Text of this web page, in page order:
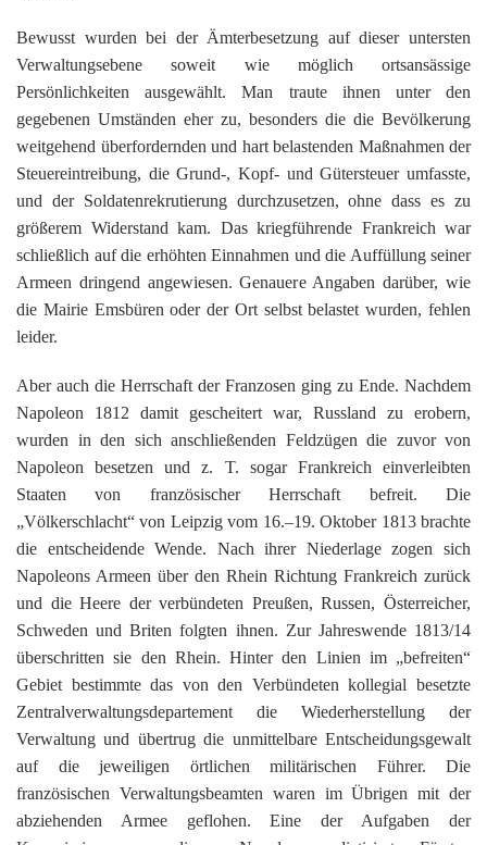
Bewusst wurden bei der Ämterbesetzung auf dieser untersten
Verwaltungsebene soweit wie möglich ortsansässige
Persönlichkeiten ausgewählt. Man traute ihnen unter den
gegebenen Umständen eher zu, besonders die die Bevölkerung
weitgehend überfordernden und hart belastenden Maßnahmen der
Steuereintreibung, die Grund-, Kopf- und Gütersteuer umfasste,
und der Soldatenrekrutierung durchzusetzen, ohne dass es zu
größerem Widerstand kam. Das kriegführende Frankreich war
schließlich auf die erhöhten Einnahmen und die Auffüllung seiner
Armeen dringend angewiesen. Genauere Angaben darüber, wie
die Mairie Emsbüren oder der Ort selbst belastet wurden, fehlen
leider.
Aber auch die Herrschaft der Franzosen ging zu Ende. Nachdem
Napoleon 1812 damit gescheitert war, Russland zu erobern,
wurden in den sich anschließenden Feldzügen die zuvor von
Napoleon besetzen und z. T. sogar Frankreich einverleibten
Staaten von französischer Herrschaft befreit. Die
„Völkerschlacht“ von Leipzig vom 16.–19. Oktober 1813 brachte
die entscheidende Wende. Nach ihrer Niederlage zogen sich
Napoleons Armeen über den Rhein Richtung Frankreich zurück
und die Heere der verbündeten Preußen, Russen, Österreicher,
Schweden und Briten folgten ihnen. Zur Jahreswende 1813/14
überschritten sie den Rhein. Hinter den Linien im „befreiten“
Gebiet bestimmte das von den Verbündeten kollegial besetzte
Zentralverwaltungsdepartement die Wiederherstellung der
Verwaltung und übertrug die unmittelbare Entscheidungsgewalt
auf die jeweiligen örtlichen militärischen Führer. Die
französischen Verwaltungsbeamten waren im Übrigen mit der
abziehenden Armee geflohen. Eine der Aufgaben der